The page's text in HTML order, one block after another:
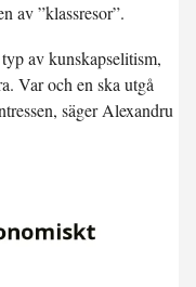
av ”klassresor”.
av kunskapselitism,
Var och en ska utgå
säger Alexandru